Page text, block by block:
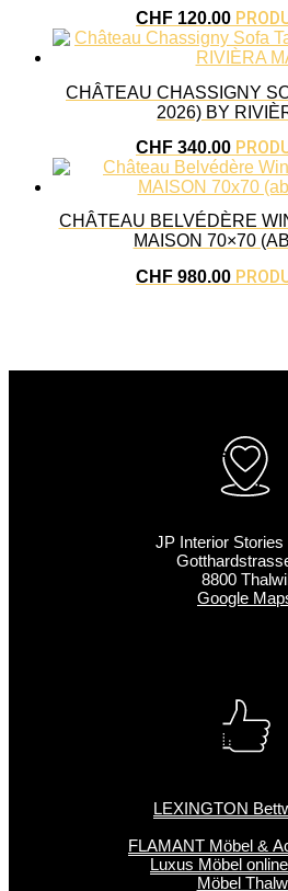
CHF 120.00
CHÂTEAU CHASSIGNY
2026) BY
CHF 340.00
CHÂTEAU BELVÉDÈRE
MAISON 70×70
CHF 980.00
JP Interior Stories
8800
Google
LEXINGTON
FLAMANT Möbel &
Luxus Möbel
Möbel